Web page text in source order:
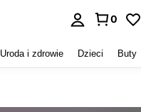
0
Uroda i zdrowie Dzieci Buty